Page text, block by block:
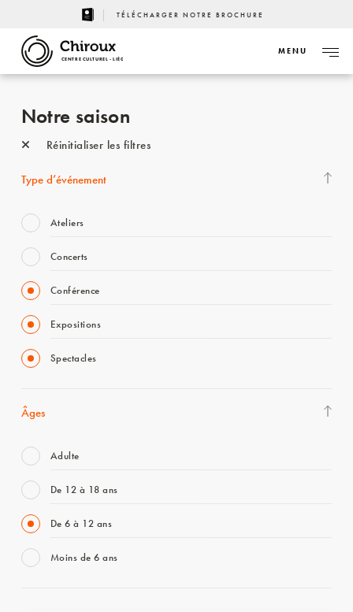
TÉLÉCHARGER NOTRE BROCHURE
CENTRE CULTUREL - LIÈGE
MENU
Notre saison
Réinitialiser les filtres
Type d’événement
Ateliers
Concerts
Conférence
Expositions
Spectacles
Âges
Adulte
De 12 à 18 ans
De 6 à 12 ans
Moins de 6 ans